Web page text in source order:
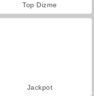
Top Dizme
Jackpot